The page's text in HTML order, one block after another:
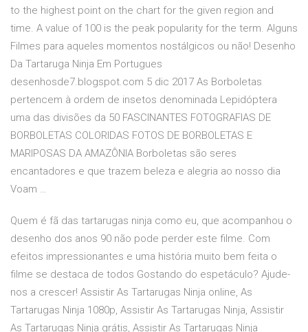
to the highest point on the chart for the given region and
time. A value of 100 is the peak popularity for the term. Alguns
Filmes para aqueles momentos nostálgicos ou não! Desenho
Da Tartaruga Ninja Em Portugues
desenhosde7.blogspot.com 5 dic 2017 As Borboletas
pertencem à ordem de insetos denominada Lepidóptera
uma das divisões da 50 FASCINANTES FOTOGRAFIAS DE
BORBOLETAS COLORIDAS FOTOS DE BORBOLETAS E
MARIPOSAS DA AMAZÔNIA Borboletas são seres
encantadores e que trazem beleza e alegria ao nosso dia
Voam …
Quem é fã das tartarugas ninja como eu, que acompanhou o
desenho dos anos 90 não pode perder este filme. Com
efeitos impressionantes e uma história muito bem feita o
filme se destaca de todos Gostando do espetáculo? Ajude-
nos a crescer! Assistir As Tartarugas Ninja online, As
Tartarugas Ninja 1080p, Assistir As Tartarugas Ninja, Assistir
As Tartarugas Ninja grátis, Assistir As Tartarugas Ninja